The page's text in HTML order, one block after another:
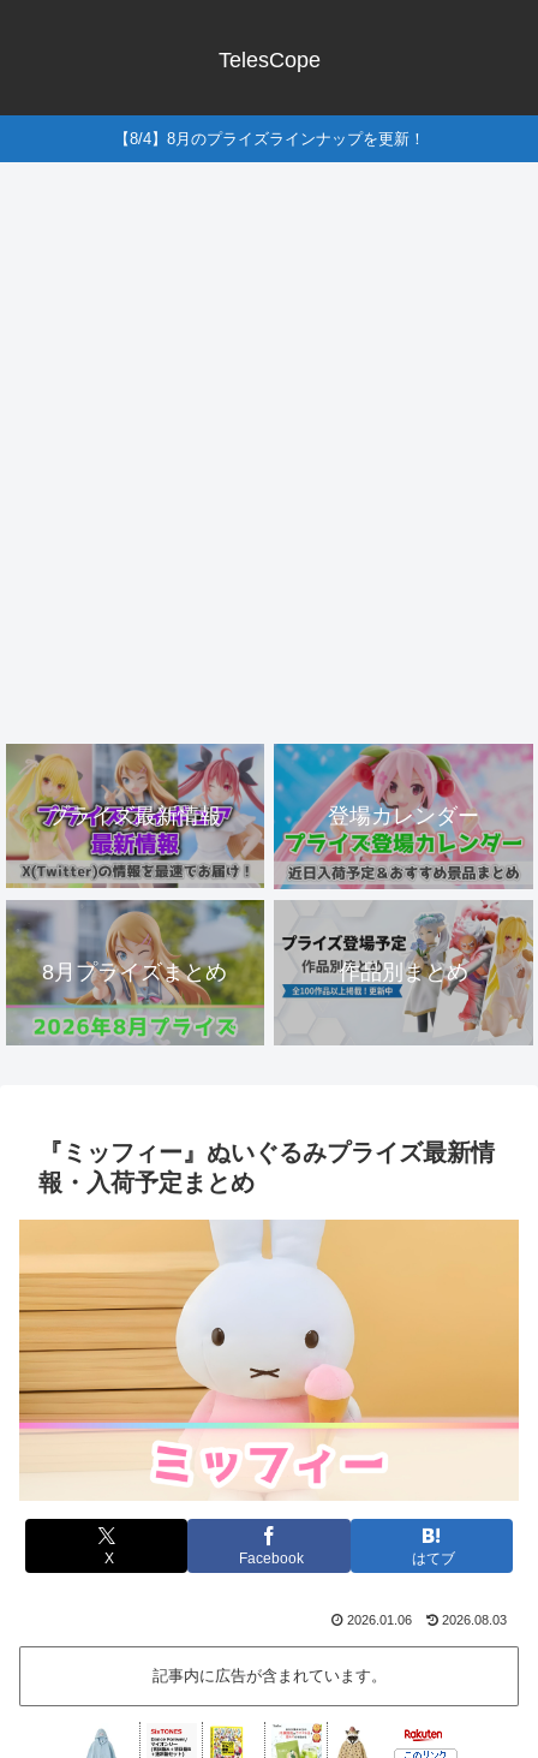
TelesCope
【8/4】8月のプライズラインナップを更新！
プライズ最新情報 登場カレンダー
8月プライズまとめ 作品別まとめ
『ミッフィー』ぬいぐるみプライズ最新情
報・入荷予定まとめ
X Facebook はてブ
2026.01.06 2026.08.03
記事内に広告が含まれています。